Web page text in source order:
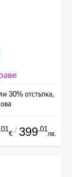
30% отстъпка,
.01
€ / 399.01
лв.